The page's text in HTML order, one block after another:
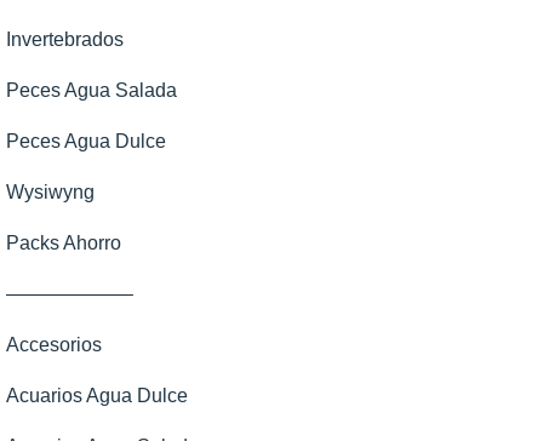
Corales Blandos
LPS
SPS
Zoanthus
Invertebrados
Anemonas
Cangrejos
Caracoles
Erizos
Estrellas
Gambas
Nudibranquios
Peces Agua Salada
Ángeles
Apogones
Ballesta
Basslets Bandera
Basslets enanos
Blenios
Peces Agua Dulce
Invertebrados dulce
Otros Agua Dulce
Peces de Agua Dulce
Wysiwyng
Packs Ahorro
——————–
Accesorios
Atrapa Peces
Acuarios Agua Dulce